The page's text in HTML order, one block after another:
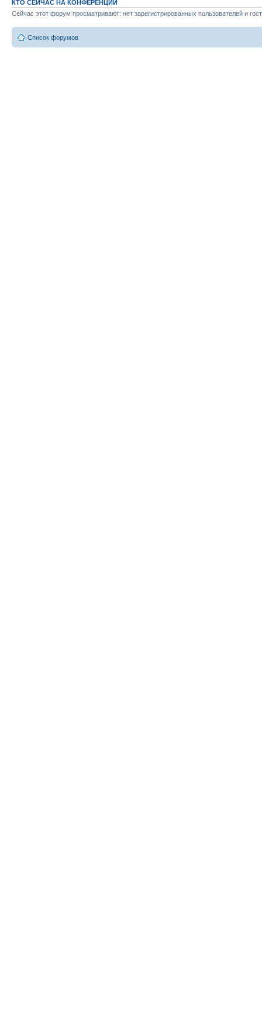
КТО СЕЙЧАС НА КОНФЕРЕНЦИИ
Сейчас этот форум просматривают: нет зарегистрированных пользователей и
Список форумов